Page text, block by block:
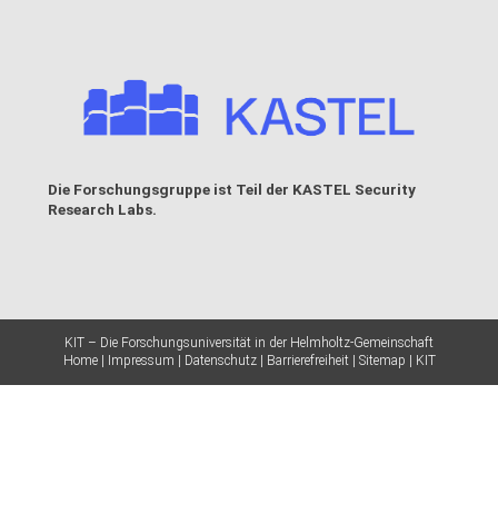
Die Forschungsgruppe ist Teil der KASTEL Security
Research Labs.
KIT – Die Forschungsuniversität in der Helmholtz-Gemeinschaft
Home
Impressum Datenschutz Barrierefreiheit Sitemap KIT